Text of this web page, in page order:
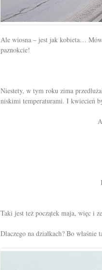
Ale wiosna – jest jak kobieta…
paznokcie!
Niestety, w tym roku zima
niskimi temperaturami. I kwiecień
Taki jest też początek maja, więc i
Dlaczego na działkach? Bo